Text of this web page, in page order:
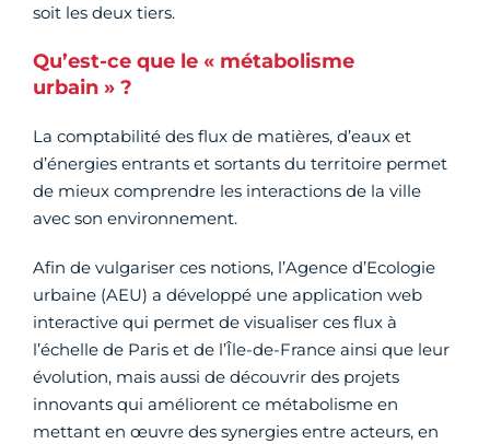
soit les deux tiers.
Qu’est-ce que le « métabolisme
urbain » ?
La comptabilité des flux de matières, d’eaux et
d’énergies entrants et sortants du territoire permet
de mieux comprendre les interactions de la ville
avec son environnement.
Afin de vulgariser ces notions, l’Agence d’Ecologie
urbaine (AEU) a développé une application web
interactive qui permet de visualiser ces flux à
l’échelle de Paris et de l’Île-de-France ainsi que leur
évolution, mais aussi de découvrir des projets
innovants qui améliorent ce métabolisme en
mettant en œuvre des synergies entre acteurs, en